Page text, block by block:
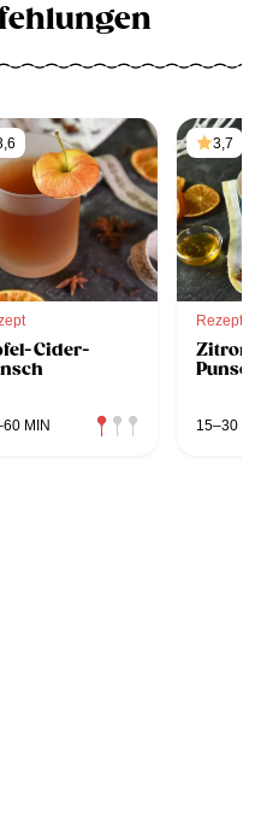
Cider-
MIN
3,7
Rezept
Punsch
15–30